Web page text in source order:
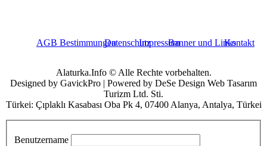
AGB BestimmungenDatenschutzImpressumBanner und LinksKontakt
Alaturka.Info © Alle Rechte vorbehalten.
Designed by GavickPro | Powered by DeSe Design Web Tasarım
Turizm Ltd. Sti.
Türkei: Çıplaklı Kasabası Oba Pk 4, 07400 Alanya, Antalya, Türkei
Benutzername